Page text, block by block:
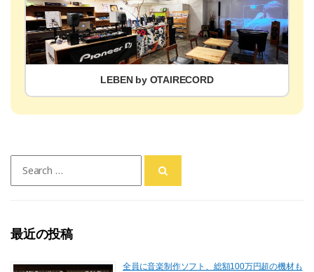
LEBEN by OTAIRECORD
for:
最近の投稿
全員に音楽制作ソフト、総額100万円超の機材も